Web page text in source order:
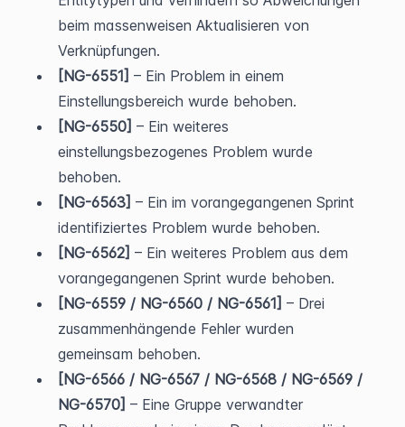
beim massenweisen Aktualisieren von
Verknüpfungen.
[NG-6551] – Ein Problem in einem
Einstellungsbereich wurde behoben.
[NG-6550] – Ein weiteres
einstellungsbezogenes Problem wurde
behoben.
[NG-6563] – Ein im vorangegangenen Sprint
identifiziertes Problem wurde behoben.
[NG-6562] – Ein weiteres Problem aus dem
vorangegangenen Sprint wurde behoben.
[NG-6559 / NG-6560 / NG-6561] – Drei
zusammenhängende Fehler wurden
gemeinsam behoben.
[NG-6566 / NG-6567 / NG-6568 / NG-6569 /
NG-6570] – Eine Gruppe verwandter